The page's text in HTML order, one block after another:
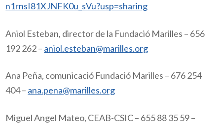
n1rnsI81XJNFK0u_sVu?usp=sharing
Aniol Esteban, director de la Fundació Marilles – 656
192 262 – aniol.esteban@marilles.org
Ana Peña, comunicació Fundació Marilles – 676 254
404 – ana.pena@marilles.org
Miguel Angel Mateo, CEAB-CSIC – 655 88 35 59 –